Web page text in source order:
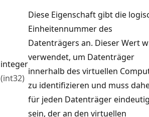
integer
(int32)
Diese Eigenschaft gibt die
Einheitennummer des
Datenträgers an. Dieser Wert
verwendet, um Datenträger
innerhalb des virtuellen
zu identifizieren und muss
für jeden Datenträger
sein, der an den virtuellen